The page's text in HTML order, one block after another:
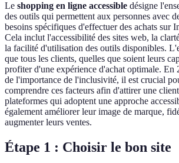
Le shopping en ligne accessible désigne
des outils qui permettent aux personnes avec
besoins spécifiques d'effectuer des achats sur
Cela inclut l'accessibilité des sites web, la
la facilité d'utilisation des outils disponibles.
que tous les clients, quelles que soient leurs
profiter d'une expérience d'achat optimale. En
de l'importance de l'inclusivité, il est crucial
comprendre ces facteurs afin d'attirer une
plateformes qui adoptent une approche
également améliorer leur image de marque,
augmenter leurs ventes.
Étape 1 : Choisir le bon site